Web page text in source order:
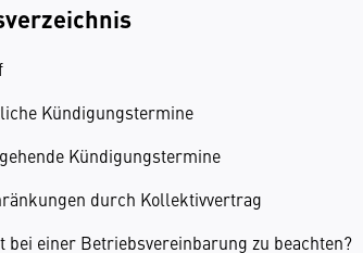
Kündigungstermine
Kündigungstermine
durch Kollektivvertrag
bei einer Betriebsvereinbarung zu beachten?